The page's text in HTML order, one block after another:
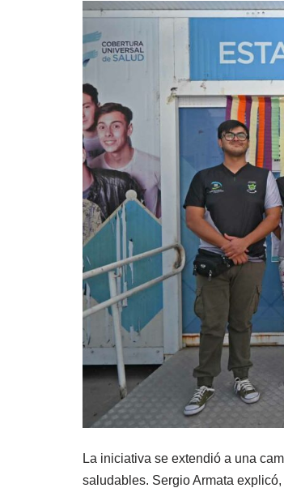
La iniciativa se extendió a una
saludables. Sergio Armata explicó,